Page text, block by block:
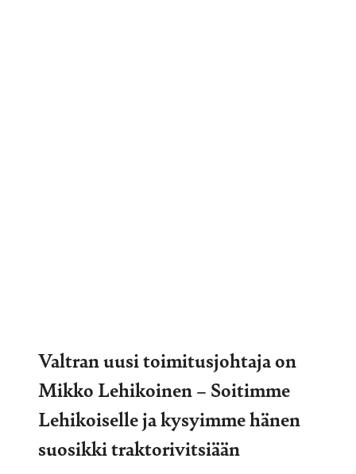
Valtran uusi toimitusjohtaja on
Mikko Lehikoinen – Soitimme
Lehikoiselle ja kysyimme hänen
suosikki traktorivitsiään